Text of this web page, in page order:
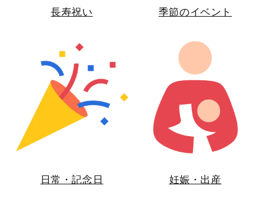
長寿祝い 季節のイベント
日常・記念日 妊娠・出産